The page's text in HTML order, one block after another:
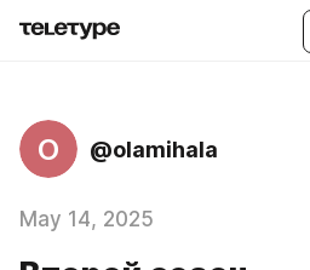
O @olamihala
May 14, 2025